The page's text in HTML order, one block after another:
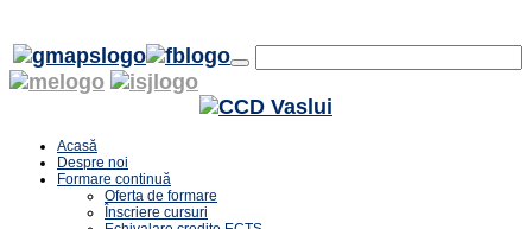
Acasă
Despre noi
Formare continuă
Oferta de formare
Înscriere cursuri